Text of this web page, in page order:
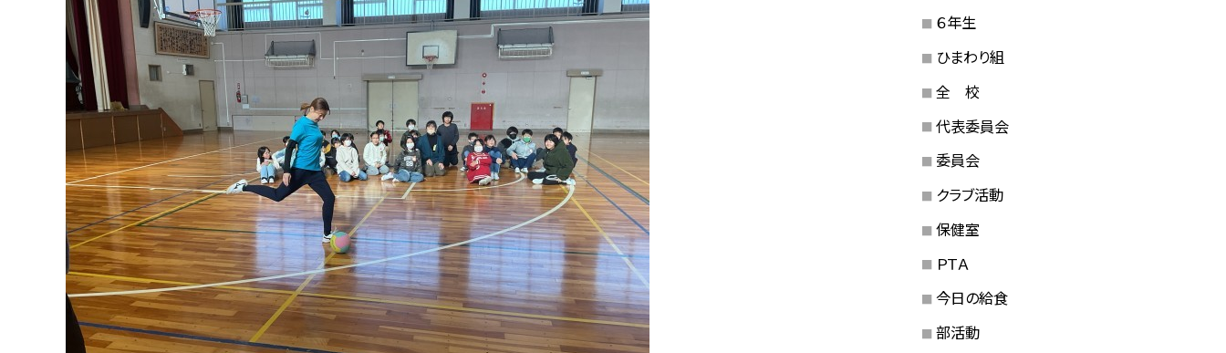
６年生
ひまわり組
全 校
代表委員会
委員会
クラブ活動
保健室
ＰＴＡ
今日の給食
部活動